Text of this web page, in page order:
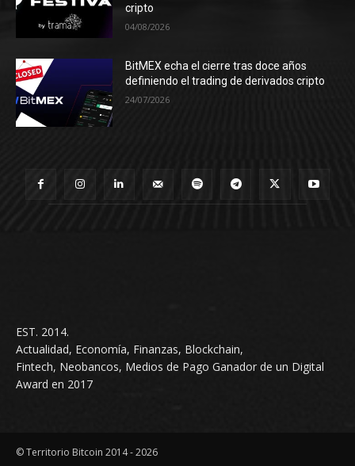
cripto
04/08/2026
BitMEX echa el cierre tras doce años
definiendo el trading de derivados cripto
24/07/2026
EST. 2014.
Actualidad, Economía, Finanzas, Blockchain,
Fintech, Neobancos, Medios de Pago Ganador de un Digital
Award en 2017
© Territorio Bitcoin 2014 - 2026